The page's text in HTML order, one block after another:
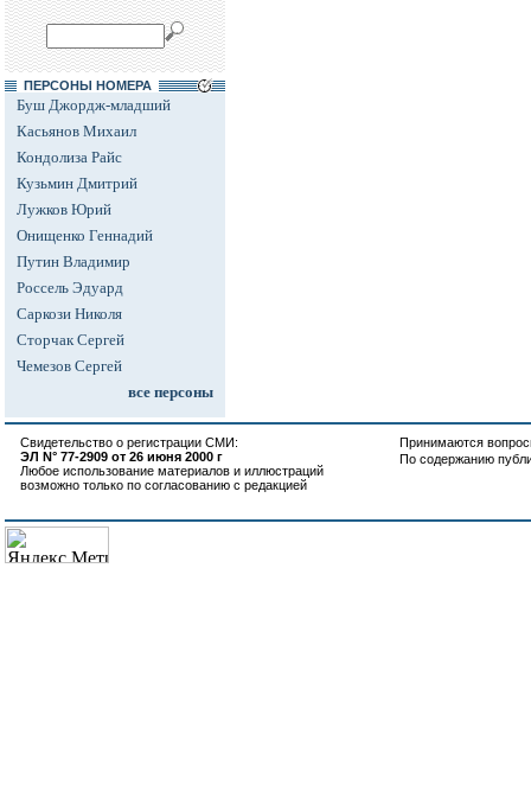
ПЕРСОНЫ НОМЕРА
Буш Джордж-младший
Касьянов Михаил
Кондолиза Райс
Кузьмин Дмитрий
Лужков Юрий
Онищенко Геннадий
Путин Владимир
Россель Эдуард
Саркози Николя
Сторчак Сергей
Чемезов Сергей
все персоны
Свидетельство о регистрации СМИ:
ЭЛ N° 77-2909 от 26 июня 2000 г
Любое использование материалов и иллюстраций
возможно только по согласованию с редакцией
Принимаются
По содержанию